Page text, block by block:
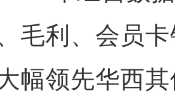
毛利、会员
幅领先华西